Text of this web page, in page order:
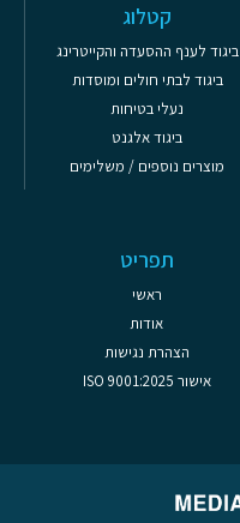
קטלוג
ביגוד לענף ההסעדה והקייטרינג
ביגוד לבתי חולים ומוסדות
נעלי בטיחות
ביגוד אלגנט
מוצרים נוספים / משלימים
תפריט
ראשי
אודות
הצהרת נגישות
אישור ISO 9001:2025